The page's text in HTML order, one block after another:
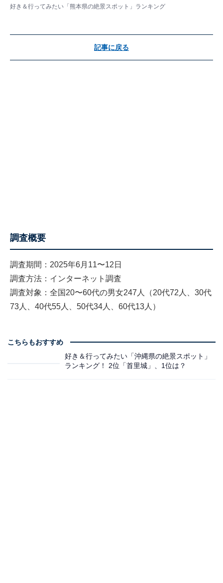
好き＆行ってみたい「熊本県の絶景スポット」ランキング
記事に戻る
調査概要
調査期間：2025年6月11〜12日
調査方法：インターネット調査
調査対象：全国20〜60代の男女247人（20代72人、30代
73人、40代55人、50代34人、60代13人）
こちらもおすすめ
好き＆行ってみたい「沖縄県の絶景スポット」
ランキング！ 2位「首里城」、1位は？